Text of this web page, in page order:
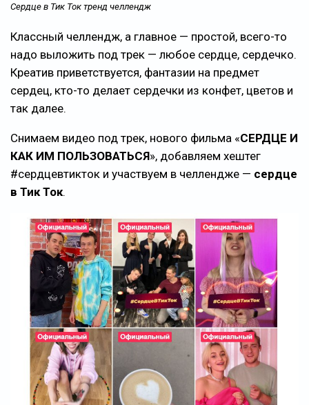
Сердце в Тик Ток тренд челлендж
Классный челлендж, а главное — простой, всего-то
надо выложить под трек — любое сердце, сердечко.
Креатив приветствуется, фантазии на предмет
сердец, кто-то делает сердечки из конфет, цветов и
так далее.
Снимаем видео под трек, нового фильма «СЕРДЦЕ И
КАК ИМ ПОЛЬЗОВАТЬСЯ», добавляем хештег
#сердцевтикток и участвуем в челлендже — сердце
в Тик Ток.